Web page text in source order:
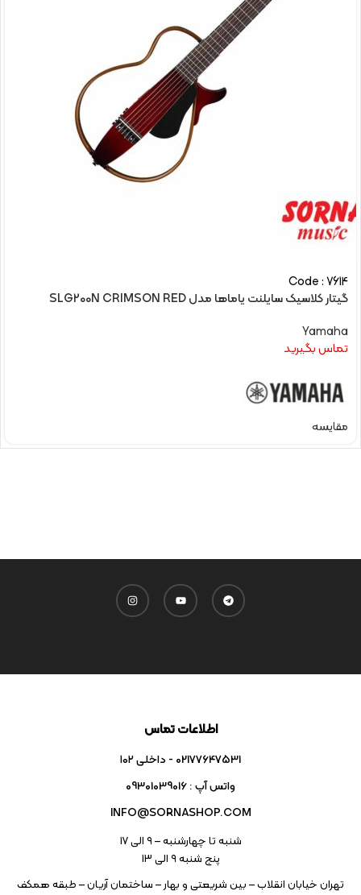
Code : 7614
گیتار کلاسیک سایلنت یاماها مدل SLG200N CRIMSON RED
Yamaha
تماس بگیرید
مقایسه
اطلاعات تماس
02177647531 - داخلی ۱۰۲
واتس آپ : 09301039016
INFO@SORNASHOP.COM
شنبه تا چهارشنبه – ۹ الی 17
پنج شنبه ۹ الی 13
تهران خیابان انقلاب – بین شریعتی و بهار – ساختمان آریان – طبقه همکف